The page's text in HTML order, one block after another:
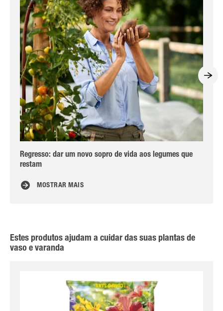
Regresso: dar um novo sopro de vida aos legumes que
restam
MOSTRAR MAIS
Estes produtos ajudam a cuidar das suas plantas de
vaso e varanda